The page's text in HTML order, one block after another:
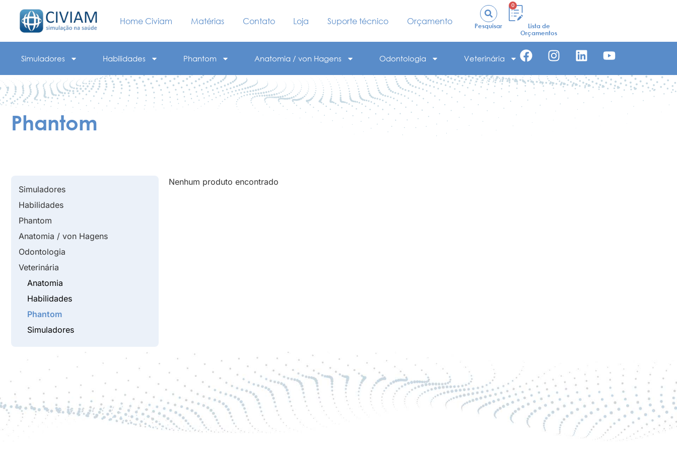
Home Civiam Matérias Contato Loja Suporte técnico Orçamento Pesquisar
0
Lista de
Orçamentos
Simuladores Habilidades Phantom Anatomia / von Hagens Odontologia Veterinária
Phantom
Simuladores
Habilidades
Phantom
Anatomia / von Hagens
Odontologia
Veterinária
Anatomia
Habilidades
Phantom
Simuladores
Nenhum produto encontrado